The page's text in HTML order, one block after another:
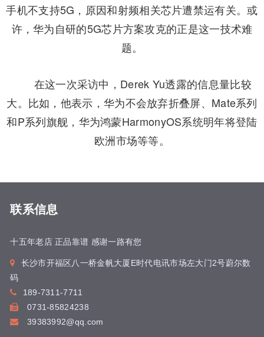
手机不支持5G，原因和射频相关芯片遭禁运有关。或
许，华为自研的5G芯片方案攻克的正是这一技术难
题。
在这一次采访中，Derek Yu透露的信息量比较
大。比如，他表示，华为不会放弃折叠屏、Mate系列
和P系列旗舰，华为鸿蒙HarmonyOS系统明年将登陆
欧洲市场等等。
联系信息
十五年老店 正品靠谱 感谢一路有您
长沙市开福区八一桥金帆大厦E时代电讯市场左大门2号蔚尔数
码
189-7311-7711
0731-85824238
39383992@qq.com